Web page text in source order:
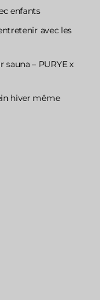
enfants
avec les
– PURYE x
hiver même